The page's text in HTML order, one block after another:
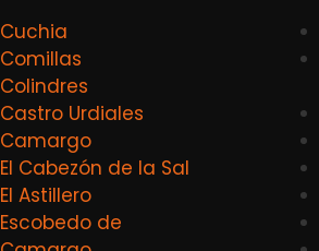
Cuchia
Comillas
Colindres
Castro Urdiales
Camargo
El Cabezón de la Sal
El Astillero
Escobedo de